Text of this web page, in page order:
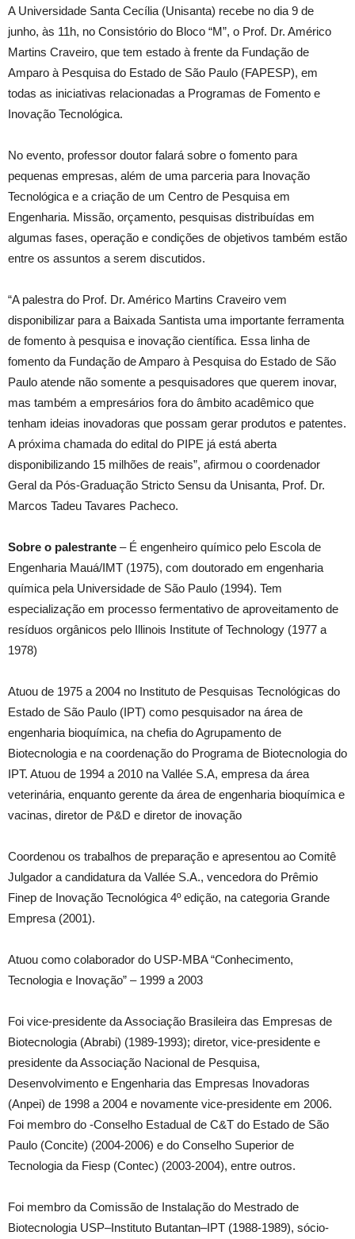
A Universidade Santa Cecília (Unisanta) recebe no dia 9 de
junho, às 11h, no Consistório do Bloco “M”, o Prof. Dr. Américo
Martins Craveiro, que tem estado à frente da Fundação de
Amparo à Pesquisa do Estado de São Paulo (FAPESP), em
todas as iniciativas relacionadas a Programas de Fomento e
Inovação Tecnológica.
No evento, professor doutor falará sobre o fomento para
pequenas empresas, além de uma parceria para Inovação
Tecnológica e a criação de um Centro de Pesquisa em
Engenharia. Missão, orçamento, pesquisas distribuídas em
algumas fases, operação e condições de objetivos também estão
entre os assuntos a serem discutidos.
“A palestra do Prof. Dr. Américo Martins Craveiro vem
disponibilizar para a Baixada Santista uma importante ferramenta
de fomento à pesquisa e inovação científica. Essa linha de
fomento da Fundação de Amparo à Pesquisa do Estado de São
Paulo atende não somente a pesquisadores que querem inovar,
mas também a empresários fora do âmbito acadêmico que
tenham ideias inovadoras que possam gerar produtos e patentes.
A próxima chamada do edital do PIPE já está aberta
disponibilizando 15 milhões de reais”, afirmou o coordenador
Geral da Pós-Graduação Stricto Sensu da Unisanta, Prof. Dr.
Marcos Tadeu Tavares Pacheco.
Sobre o palestrante – É engenheiro químico pelo Escola de
Engenharia Mauá/IMT (1975), com doutorado em engenharia
química pela Universidade de São Paulo (1994). Tem
especialização em processo fermentativo de aproveitamento de
resíduos orgânicos pelo Illinois Institute of Technology (1977 a
1978)
Atuou de 1975 a 2004 no Instituto de Pesquisas Tecnológicas do
Estado de São Paulo (IPT) como pesquisador na área de
engenharia bioquímica, na chefia do Agrupamento de
Biotecnologia e na coordenação do Programa de Biotecnologia do
IPT. Atuou de 1994 a 2010 na Vallée S.A, empresa da área
veterinária, enquanto gerente da área de engenharia bioquímica e
vacinas, diretor de P&D e diretor de inovação
Coordenou os trabalhos de preparação e apresentou ao Comitê
Julgador a candidatura da Vallée S.A., vencedora do Prêmio
Finep de Inovação Tecnológica 4º edição, na categoria Grande
Empresa (2001).
Atuou como colaborador do USP-MBA “Conhecimento,
Tecnologia e Inovação” – 1999 a 2003
Foi vice-presidente da Associação Brasileira das Empresas de
Biotecnologia (Abrabi) (1989-1993); diretor, vice-presidente e
presidente da Associação Nacional de Pesquisa,
Desenvolvimento e Engenharia das Empresas Inovadoras
(Anpei) de 1998 a 2004 e novamente vice-presidente em 2006.
Foi membro do -Conselho Estadual de C&T do Estado de São
Paulo (Concite) (2004-2006) e do Conselho Superior de
Tecnologia da Fiesp (Contec) (2003-2004), entre outros.
Foi membro da Comissão de Instalação do Mestrado de
Biotecnologia USP–Instituto Butantan–IPT (1988-1989), sócio-